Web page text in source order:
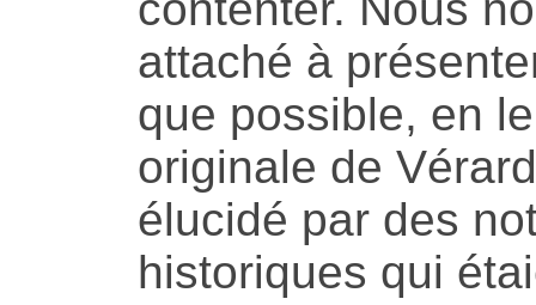
attaché à
que possible, en
originale de
élucidé par des
historiques qui